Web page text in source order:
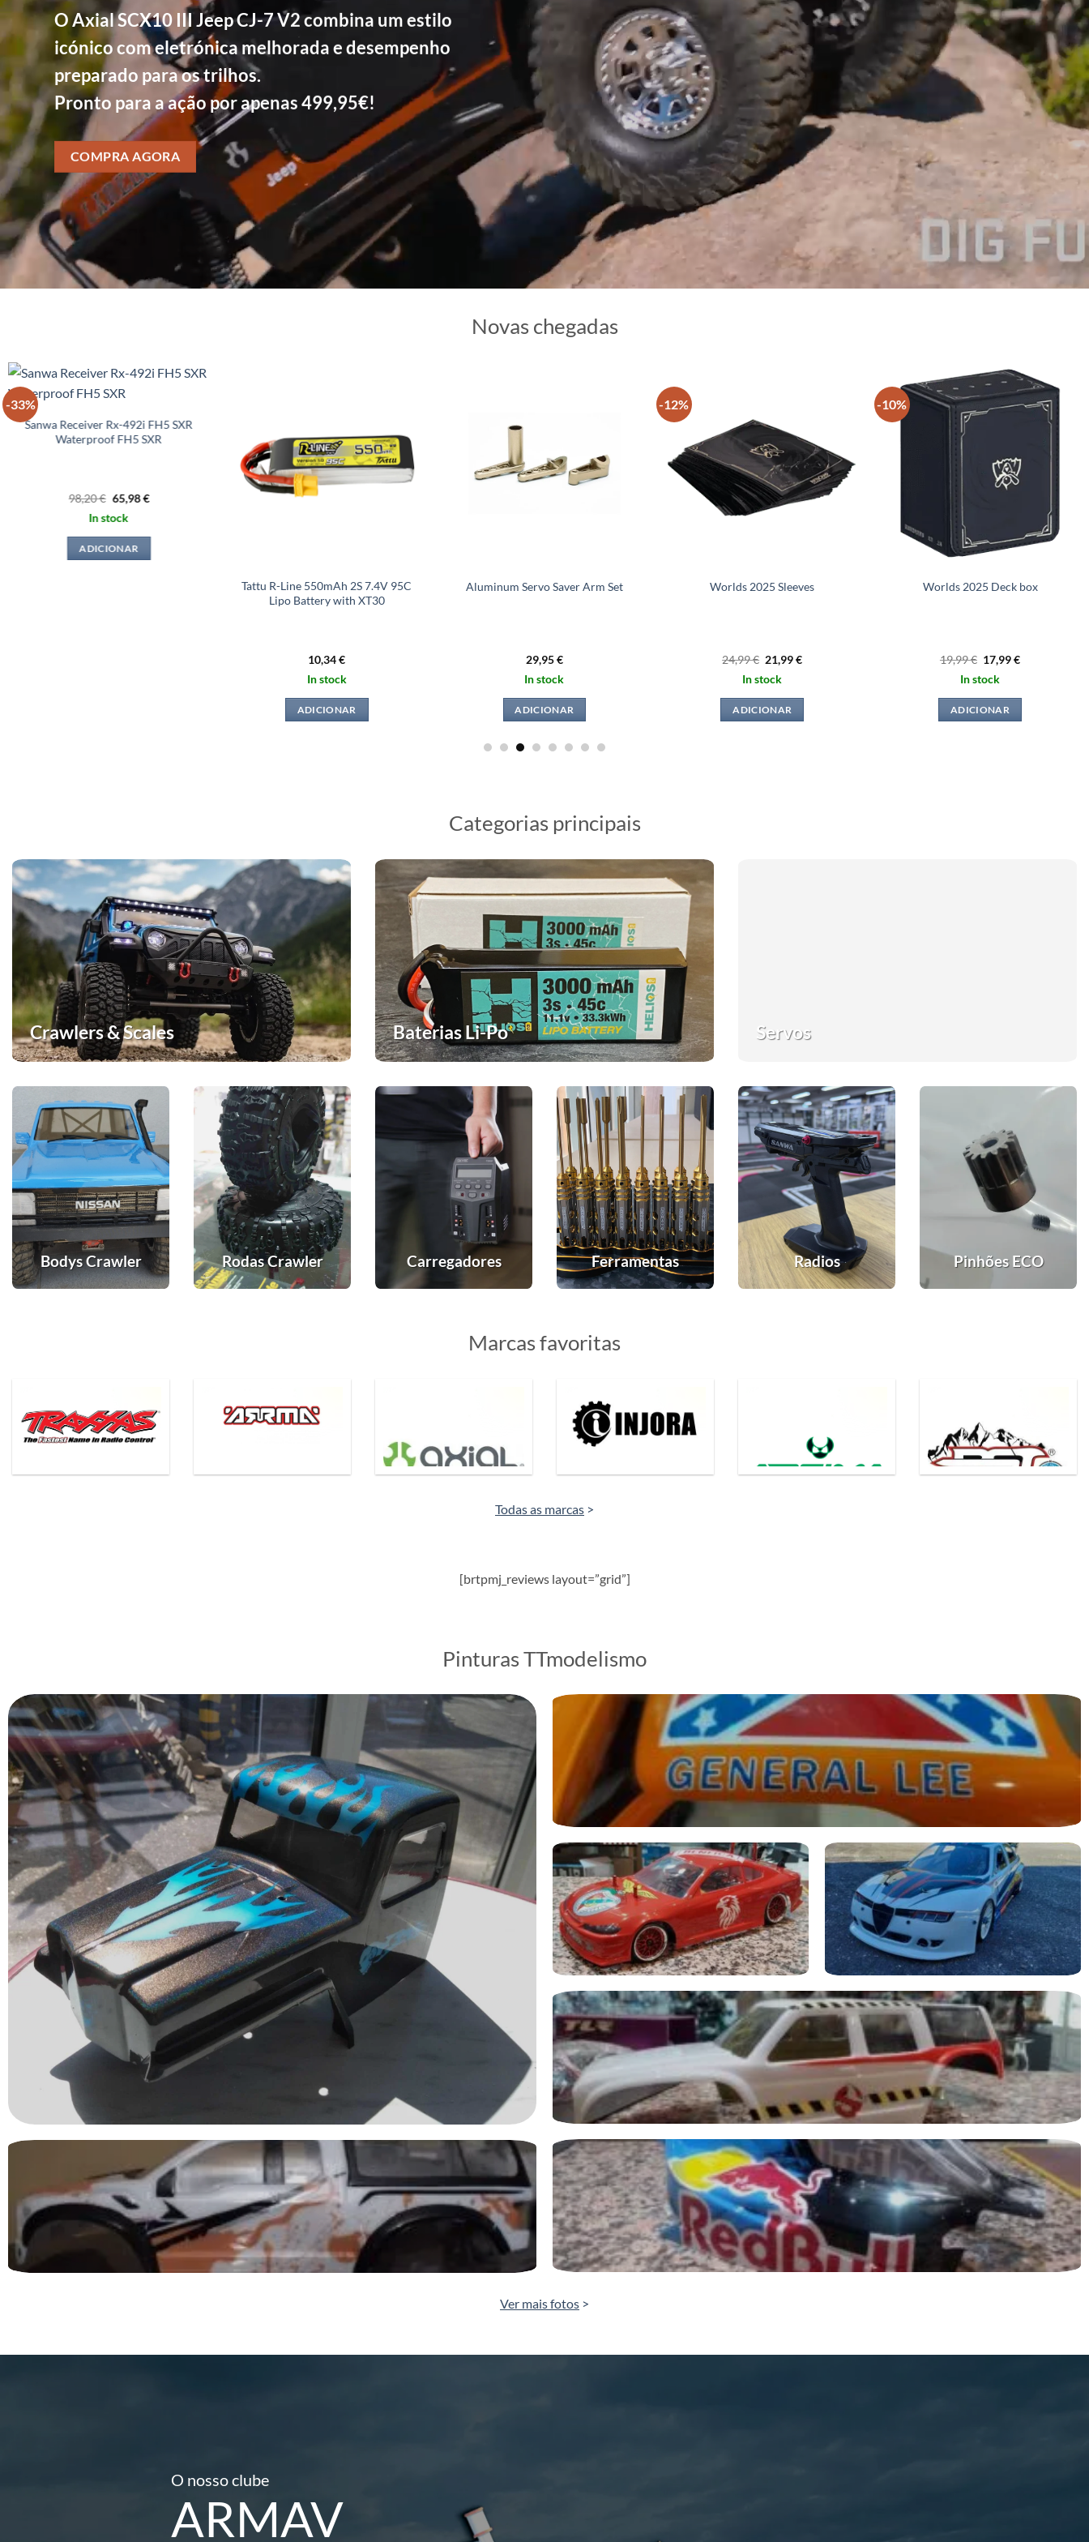
O Axial SCX10 III Jeep CJ-7 V2 combina um estilo
icónico com eletrónica melhorada e desempenho
preparado para os trilhos.
Pronto para a ação por apenas 499,95€!
COMPRA AGORA
Novas chegadas
-33%
Sanwa Receiver Rx-492i FH5 SXR
Waterproof FH5 SXR
98,20€ O
preço
original
98,20 €.
65,98€O
In stock
ADICIONAR
Tattu R-Line 550mAh 2S 7.4V 95C
Lipo Battery with XT30
10,34€
In stock
ADICIONAR
Aluminum Servo Saver Arm Set
29,95€
In stock
ADICIONAR
-12%
Worlds 2025 Sleeves
24,99€ O
preço
original
24,99 €.
21,99€O
In stock
ADICIONAR
-10%
Worlds 2025 Deck box
19,99€ O
preço
original
19,99 €.
17,99€O
In stock
ADICIONAR
Categorias principais
Crawlers & Scales Baterias Li-Po Servos
Bodys Crawler Rodas Crawler Carregadores Ferramentas Radios Pinhões ECO
Marcas favoritas
Todas as marcas >
[brtpmj_reviews layout=”grid”]
Pinturas TTmodelismo
Ver mais fotos >
O nosso clube
ARMAV